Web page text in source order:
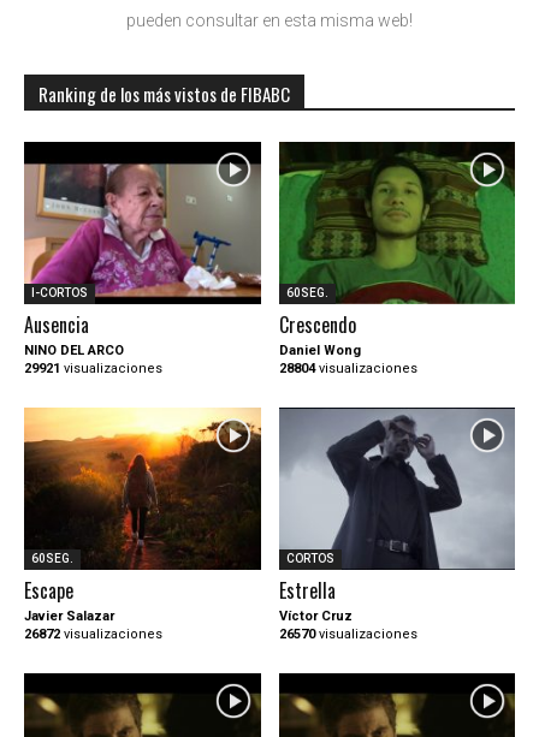
pueden consultar en esta misma web!
Ranking de los más vistos de FIBABC
I-CORTOS
Ausencia
NINO DEL ARCO
29921 visualizaciones
60SEG.
Crescendo
Daniel Wong
28804visualizaciones
60SEG.
Escape
Javier Salazar
26872 visualizaciones
CORTOS
Estrella
Víctor Cruz
26570visualizaciones